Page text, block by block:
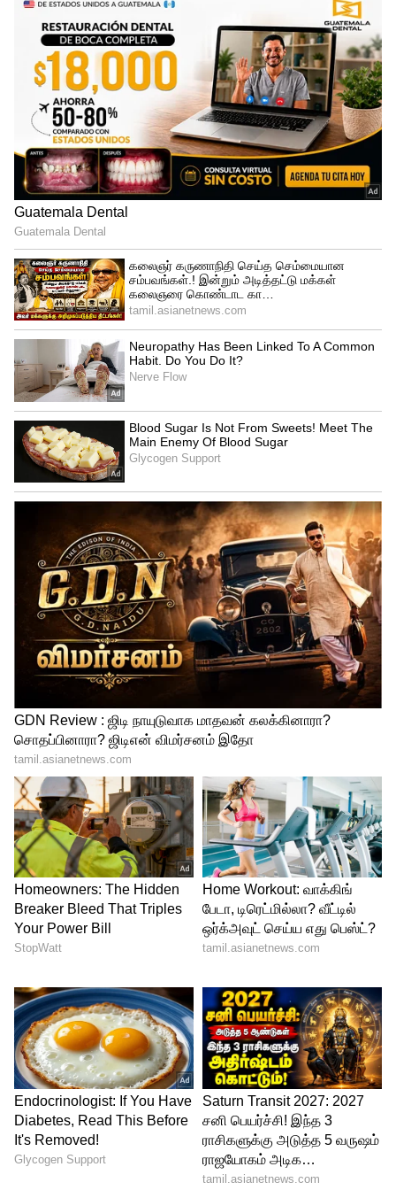
Malavika Mohanan
ஆனால் இவர் இறுதியாக நாயகியாக
மிளிர்ந்து வருகிறார். முதல் முதலாக தனது
தந்தையுடன் சேர்ந்து மம்முட்டி நடித்த
ஃபேர்னஸ் க்ரீமின் படப்பிடிப்பிற்கு
சென்றிருந்தார்.
4
Malavika Mohanan
அங்கு மாளவிகாவின் நடிப்பு ஆர்வத்தை
அறிந்த மம்முட்டி தனது மகனின் அடுத்த
படத்தில் நடிக்க அவருக்கு வாய்ப்பளித்தார்.
இதை தொடர்ந்து துல்கர் சல்மான் நடிப்பில்
வெளியான பட்டம் கம்பம் என்னும் படத்தில்
நாயகியாக நடித்தார் மாளவிகா மோகனன்.
5
9
Malavika Mohanan
பின்னர் கன்னடம், பாலிவுட் மொழிகளிலும்
அறிமுகமானார். 2019 ஆம் ஆண்டு பேட்ட
படத்தின் மூலம் தமிழுக்கு அறிமுகம்